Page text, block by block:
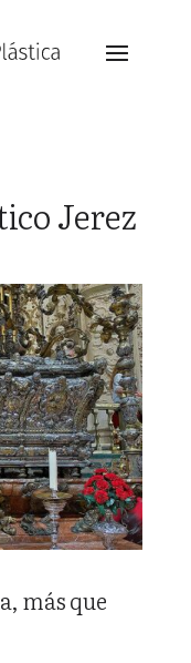
Jerez
más que